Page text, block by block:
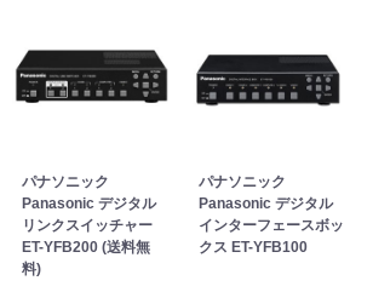
パナソニック
Panasonic デジタル
リンクスイッチャー
ET-YFB200 (送料無
料)
パナソニック
Panasonic デジタル
インターフェースボッ
クス ET-YFB100